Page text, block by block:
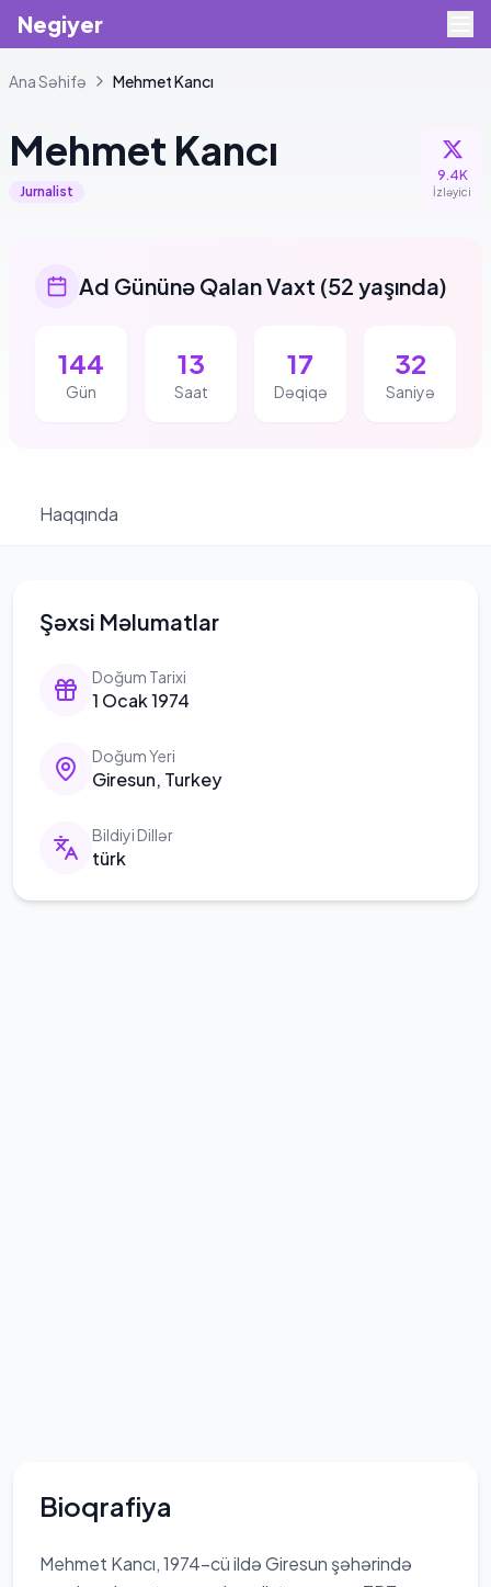
Negiyer
Ana Səhifə MehmetKancı
Mehmet Kancı
Jurnalist
9.4K
İzləyici
Ad Gününə Qalan Vaxt (52 yaşında)
144
Gün
13
Saat
17
Dəqiqə
32
Saniyə
Haqqında
Şəxsi Məlumatlar
Doğum Tarixi
1 Ocak 1974
Doğum Yeri
Giresun, Turkey
Bildiyi Dillər
türk
Bioqrafiya
Mehmet Kancı, 1974-cü ildə Giresun şəhərində